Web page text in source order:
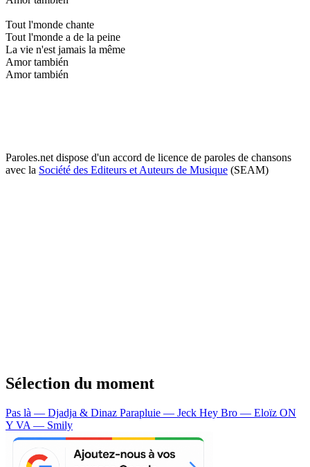
Tout l'monde chante
Tout l'monde a de la peine
La vie n'est jamais la même
Amor también
Amor también
Paroles.net dispose d'un accord de licence de paroles de chansons
avec la Société des Editeurs et Auteurs de Musique (SEAM)
Sélection du moment
Pas là — Djadja & Dinaz Parapluie — Jeck Hey Bro — Eloïz ON
Y VA — Smily